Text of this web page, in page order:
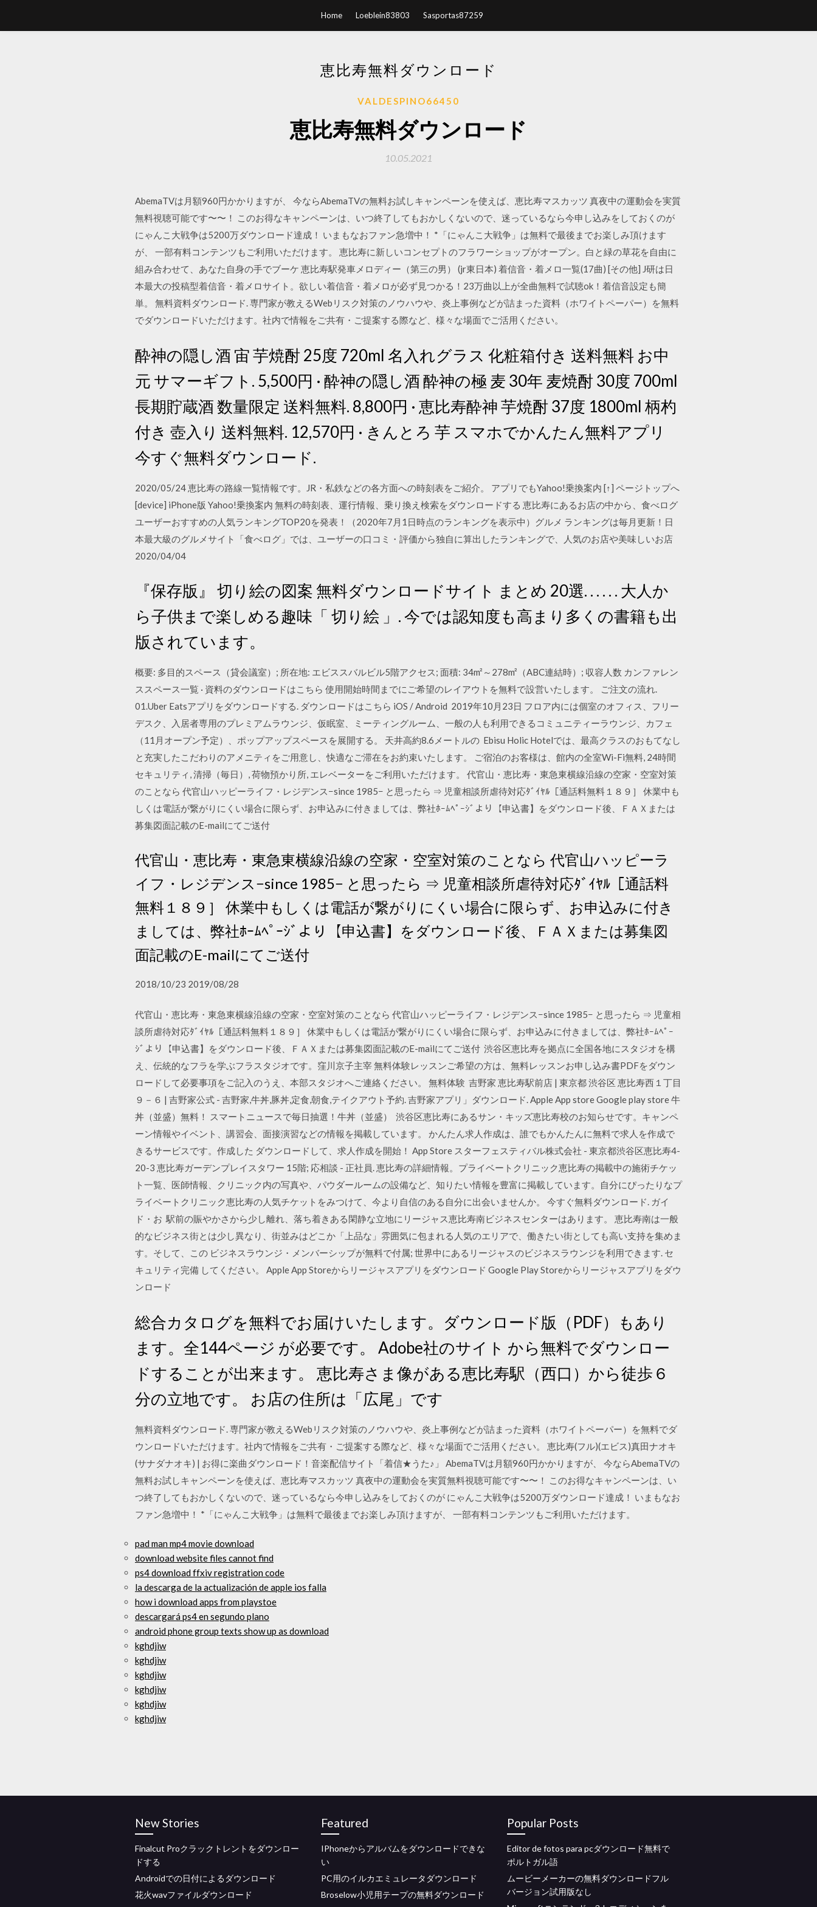
Home Loeblein83803 Sasportas87259
恵比寿無料ダウンロード
VALDESPINO66450
恵比寿無料ダウンロード
10.05.2021
AbemaTVは月額960円かかりますが、 今ならAbemaTVの無料お試しキャンペーンを使えば、恵比寿マスカッツ 真夜中の運動会を実質
無料視聴可能です〜〜！ このお得なキャンペーンは、いつ終了してもおかしくないので、迷っているなら今申し込みをしておくのが
にゃんこ大戦争は5200万ダウンロード達成！ いまもなおファン急増中！ *「にゃんこ大戦争」は無料で最後までお楽しみ頂けます
が、 一部有料コンテンツもご利用いただけます。 恵比寿に新しいコンセプトのフラワーショップがオープン。白と緑の草花を自由に
組み合わせて、あなた自身の手でブーケ 恵比寿駅発車メロディー（第三の男） (jr東日本) 着信音・着メロ一覧(17曲) [その他] J研は日
本最大の投稿型着信音・着メロサイト。欲しい着信音・着メロが必ず見つかる！23万曲以上が全曲無料で試聴ok！着信音設定も簡
単。 無料資料ダウンロード. 専門家が教えるWebリスク対策のノウハウや、炎上事例などが詰まった資料（ホワイトペーパー）を無料
でダウンロードいただけます。社内で情報をご共有・ご提案する際など、様々な場面でご活用ください。
酔神の隠し酒 宙 芋焼酎 25度 720ml 名入れグラス 化粧箱付き 送料無料 お中
元 サマーギフト. 5,500円 · 酔神の隠し酒 酔神の極 麦 30年 麦焼酎 30度 700ml
長期貯蔵酒 数量限定 送料無料. 8,800円 · 恵比寿酔神 芋焼酎 37度 1800ml 柄杓
付き 壺入り 送料無料. 12,570円 · きんとろ 芋 スマホでかんたん無料アプリ
今すぐ無料ダウンロード.
2020/05/24 恵比寿の路線一覧情報です。JR・私鉄などの各方面への時刻表をご紹介。 アプリでもYahoo!乗換案内 [↑] ページトップへ
[device] iPhone版 Yahoo!乗換案内 無料の時刻表、運行情報、乗り換え検索をダウンロードする 恵比寿にあるお店の中から、食べログ
ユーザーおすすめの人気ランキングTOP20を発表！（2020年7月1日時点のランキングを表示中）グルメ ランキングは毎月更新！日
本最大級のグルメサイト「食べログ」では、ユーザーの口コミ・評価から独自に算出したランキングで、人気のお店や美味しいお店
2020/04/04
『保存版』 切り絵の図案 無料ダウンロードサイト まとめ 20選. . . . . . 大人か
ら子供まで楽しめる趣味「 切り絵 」. 今では認知度も高まり多くの書籍も出
版されています。
概要: 多目的スペース（貸会議室）; 所在地: エビススバルビル5階アクセス; 面積: 34m²～278m²（ABC連結時）; 収容人数 カンファレン
ススペース一覧 · 資料のダウンロードはこちら 使用開始時間までにご希望のレイアウトを無料で設営いたします。 ご注文の流れ.
01.Uber Eatsアプリをダウンロードする. ダウンロードはこちら iOS / Android 2019年10月23日 フロア内には個室のオフィス、フリー
デスク、入居者専用のプレミアムラウンジ、仮眠室、ミーティングルーム、一般の人も利用できるコミュニティーラウンジ、カフェ
（11月オープン予定）、ポップアップスペースを展開する。 天井高約8.6メートルの Ebisu Holic Hotelでは、最高クラスのおもてなし
と充実したこだわりのアメニティをご用意し、快適なご滞在をお約束いたします。 ご宿泊のお客様は、館内の全室Wi-Fi無料, 24時間
セキュリティ, 清掃（毎日）, 荷物預かり所, エレベーターをご利用いただけます。 代官山・恵比寿・東急東横線沿線の空家・空室対策
のことなら 代官山ハッピーライフ・レジデンス−since 1985− と思ったら ⇒ 児童相談所虐待対応ﾀﾞｲﾔﾙ［通話料無料１８９］ 休業中も
しくは電話が繋がりにくい場合に限らず、お申込みに付きましては、弊社ﾎｰﾑﾍﾟｰｼﾞより【申込書】をダウンロード後、ＦＡＸまたは
募集図面記載のE-mailにてご送付
代官山・恵比寿・東急東横線沿線の空家・空室対策のことなら 代官山ハッピーラ
イフ・レジデンス−since 1985− と思ったら ⇒ 児童相談所虐待対応ﾀﾞｲﾔﾙ［通話料
無料１８９］ 休業中もしくは電話が繋がりにくい場合に限らず、お申込みに付き
ましては、弊社ﾎｰﾑﾍﾟｰｼﾞより【申込書】をダウンロード後、ＦＡＸまたは募集図
面記載のE-mailにてご送付
2018/10/23 2019/08/28
代官山・恵比寿・東急東横線沿線の空家・空室対策のことなら 代官山ハッピーライフ・レジデンス−since 1985− と思ったら ⇒ 児童相
談所虐待対応ﾀﾞｲﾔﾙ［通話料無料１８９］ 休業中もしくは電話が繋がりにくい場合に限らず、お申込みに付きましては、弊社ﾎｰﾑﾍﾟｰ
ｼﾞより【申込書】をダウンロード後、ＦＡＸまたは募集図面記載のE-mailにてご送付 渋谷区恵比寿を拠点に全国各地にスタジオを構
え、伝統的なフラを学ぶフラスタジオです。窪川京子主宰 無料体験レッスンご希望の方は、無料レッスンお申し込み書PDFをダウン
ロードして必要事項をご記入のうえ、本部スタジオへご連絡ください。 無料体験 吉野家 恵比寿駅前店 | 東京都 渋谷区 恵比寿西１丁目
９－６ | 吉野家公式 - 吉野家,牛丼,豚丼,定食,朝食,テイクアウト予約. 吉野家アプリ」ダウンロード. Apple App store Google play store 牛
丼（並盛）無料！ スマートニュースで毎日抽選！牛丼（並盛） 渋谷区恵比寿にあるサン・キッズ恵比寿校のお知らせです。キャンペ
ーン情報やイベント、講習会、面接演習などの情報を掲載しています。 かんたん求人作成は、誰でもかんたんに無料で求人を作成で
きるサービスです。作成した ダウンロードして、求人作成を開始！ App Store スターフェスティバル株式会社 - 東京都渋谷区恵比寿4-
20-3 恵比寿ガーデンプレイスタワー 15階; 応相談 - 正社員. 恵比寿の詳細情報。プライベートクリニック恵比寿の掲載中の施術チケッ
ト一覧、医師情報、クリニック内の写真や、パウダールームの設備など、知りたい情報を豊富に掲載しています。自分にぴったりなプ
ライベートクリニック恵比寿の人気チケットをみつけて、今より自信のある自分に出会いませんか。 今すぐ無料ダウンロード. ガイ
ド・お 駅前の賑やかさから少し離れ、落ち着きある閑静な立地にリージャス恵比寿南ビジネスセンターはあります。 恵比寿南は一般
的なビジネス街とは少し異なり、街並みはどこか「上品な」雰囲気に包まれる人気のエリアで、働きたい街としても高い支持を集めま
す。そして、この ビジネスラウンジ・メンバーシップが無料で付属; 世界中にあるリージャスのビジネスラウンジを利用できます. セ
キュリティ完備 してください。 Apple App Storeからリージャスアプリをダウンロード Google Play Storeからリージャスアプリをダウ
ンロード
総合カタログを無料でお届けいたします。ダウンロード版（PDF）もあり
ます。全144ページ が必要です。 Adobe社のサイト から無料でダウンロー
ドすることが出来ます。 恵比寿さま像がある恵比寿駅（西口）から徒歩６
分の立地です。 お店の住所は「広尾」です
無料資料ダウンロード. 専門家が教えるWebリスク対策のノウハウや、炎上事例などが詰まった資料（ホワイトペーパー）を無料でダ
ウンロードいただけます。社内で情報をご共有・ご提案する際など、様々な場面でご活用ください。 恵比寿(フル)(エビス)真田ナオキ
(サナダナオキ) | お得に楽曲ダウンロード！音楽配信サイト「着信★うた♪」 AbemaTVは月額960円かかりますが、 今ならAbemaTVの
無料お試しキャンペーンを使えば、恵比寿マスカッツ 真夜中の運動会を実質無料視聴可能です〜〜！ このお得なキャンペーンは、い
つ終了してもおかしくないので、迷っているなら今申し込みをしておくのが にゃんこ大戦争は5200万ダウンロード達成！ いまもなお
ファン急増中！ *「にゃんこ大戦争」は無料で最後までお楽しみ頂けますが、 一部有料コンテンツもご利用いただけます。
pad man mp4 movie download
download website files cannot find
ps4 download ffxiv registration code
la descarga de la actualización de apple ios falla
how i download apps from playstoe
descargará ps4 en segundo plano
android phone group texts show up as download
kghdjiw
kghdjiw
kghdjiw
kghdjiw
kghdjiw
kghdjiw
New Stories
Finalcut Proクラックトレントをダウンロー
ドする
Androidでの日付によるダウンロード
花火wavファイルダウンロード
Featured
IPhoneからアルバムをダウンロードできな
い
PC用のイルカエミュレータダウンロード
Broselow小児用テープの無料ダウンロード
Popular Posts
Editor de fotos para pcダウンロード無料で
ポルトガル語
ムービーメーカーの無料ダウンロードフル
バージョン試用版なし